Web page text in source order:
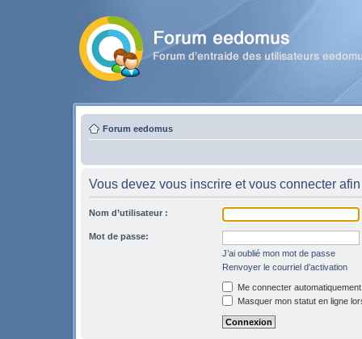
Forum eedomus
Vous devez vous inscrire et vous connecter
Nom d’utilisateur :
Mot de passe:
J’ai oublié mon mot de passe
Renvoyer le courriel d’activation
Me connecter
Masquer mon statut en ligne